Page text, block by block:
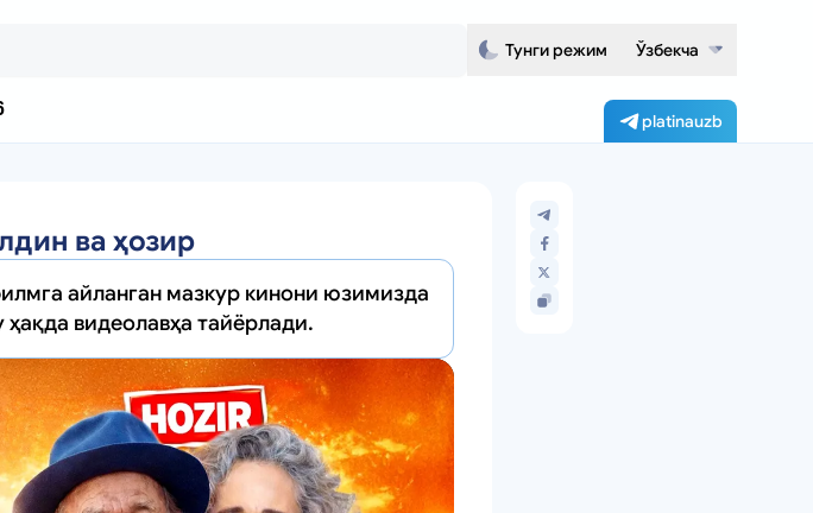
Тунги режим Ўзбекча
platinauzb
ва ҳозир
айланган мазкур кинони юзимизда
видеолавҳа тайёрлади.